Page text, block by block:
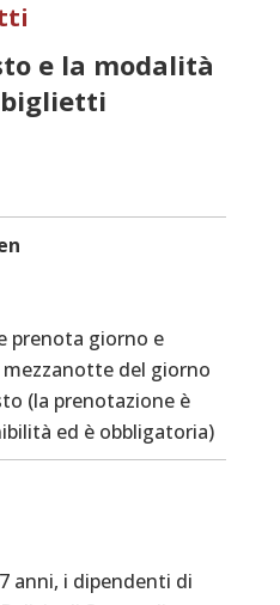
e la modalità
prenota giorno e
del giorno
(la prenotazione è
ed è obbligatoria)
anni, i dipendenti di